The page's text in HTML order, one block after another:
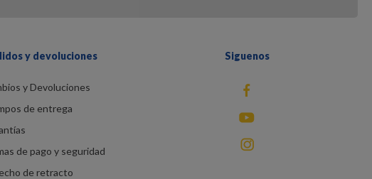
y devoluciones
y Devoluciones
de entrega
de pago y seguridad
de retracto
Siguenos
fb
You Tube
instagram